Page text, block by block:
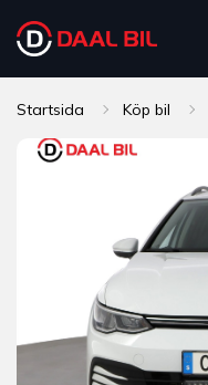
Startsida Köp bil